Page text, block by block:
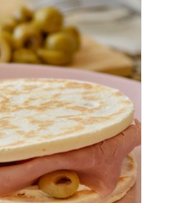
/ DETTAGLI